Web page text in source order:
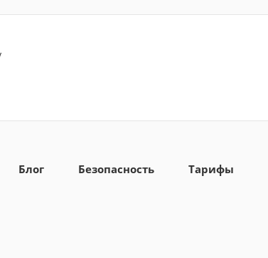
Блог Безопасность Тарифы